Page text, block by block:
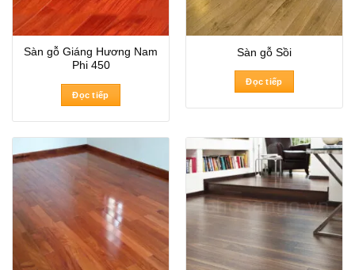
Sàn gỗ Giáng Hương Nam
Phi 450
Đọc tiếp
Sàn gỗ Sồi
Đọc tiếp